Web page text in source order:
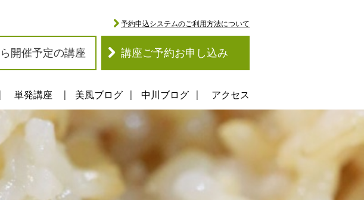
開催予定の講座 講座ご予約お申し込み
予約申込システムのご利用方法について
単発講座 美風ブログ 中川ブログ アクセス